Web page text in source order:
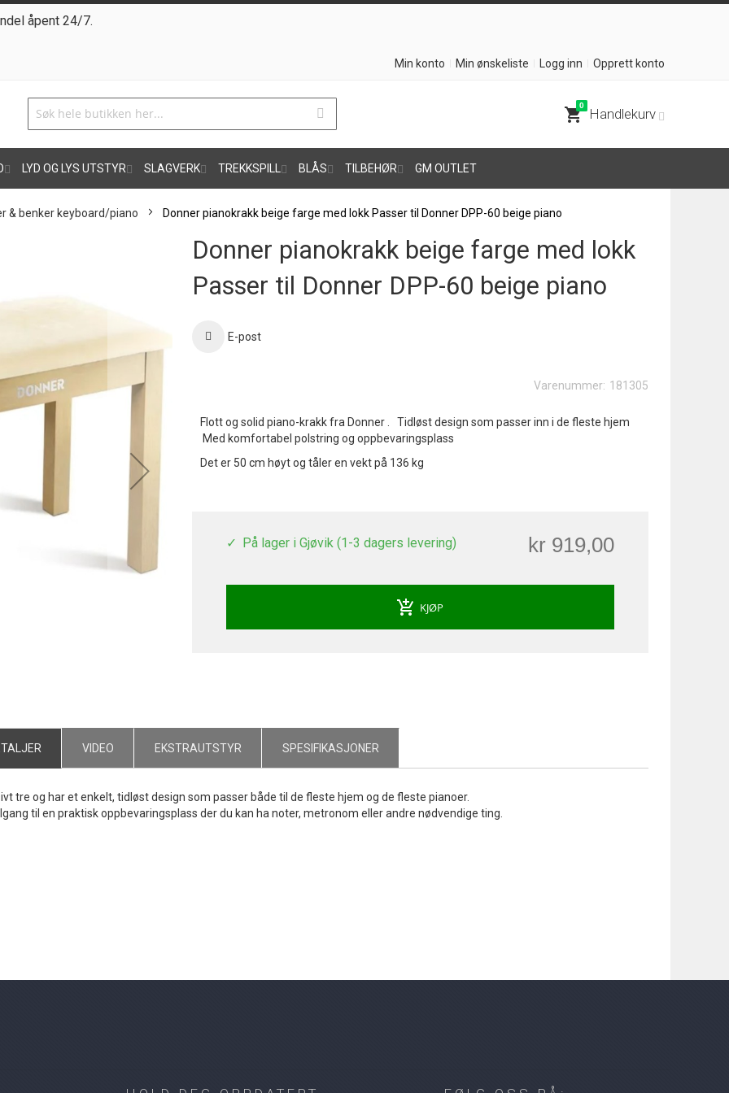
åpent 24/7.
Min konto Min ønskeliste Logg inn Opprett konto
shopping_cart
0
Handlekurv
LYD OG LYS UTSTYR SLAGVERK TREKKSPILL BLÅS TILBEHØR GM OUTLET
& benker keyboard/piano Donner pianokrakk beige farge med lokk Passer til Donner DPP-60 beige piano
Donner pianokrakk beige farge med lokk
Passer til Donner DPP-60 beige piano
E-post
Varenummer: 181305
Flott og solid piano-krakk fra Donner . Tidløst design som passer inn i de fleste hjem
Med komfortabel polstring og oppbevaringsplass
Det er 50 cm høyt og tåler en vekt på 136 kg
kr 919,00
På lager i Gjøvik (1-3 dagers levering)
add_shopping_cart KJØP
tre og har et enkelt, tidløst design som passer både til de fleste hjem og de fleste pianoer.
til en praktisk oppbevaringsplass der du kan ha noter, metronom eller andre nødvendige ting.
VIDEO EKSTRAUTSTYR SPESIFIKASJONER